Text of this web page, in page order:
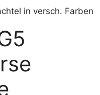
in versch. Farben